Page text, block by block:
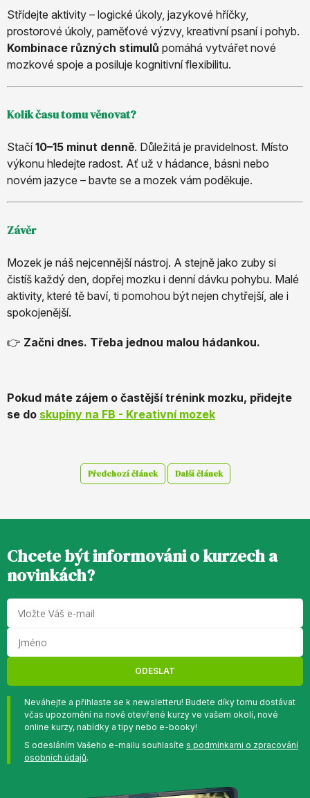
Střídejte aktivity – logické úkoly, jazykové hříčky,
prostorové úkoly, paměťové výzvy, kreativní psaní i pohyb.
Kombinace různých stimulů pomáhá vytvářet nové
mozkové spoje a posiluje kognitivní flexibilitu.
Kolik času tomu věnovat?
Stačí10–15 minut denně. Důležitá je pravidelnost. Místo
výkonu hledejte radost. Ať už v hádance, básni nebo
novém jazyce – bavte se a mozek vám poděkuje.
Závěr
Mozek je náš nejcennější nástroj. A stejně jako zuby si
čistíš každý den, dopřej mozku i denní dávku pohybu. Malé
aktivity, které tě baví, ti pomohou být nejen chytřejší, ale i
spokojenější.
👉 Začni dnes. Třeba jednou malou hádankou.
Pokud máte zájem o častější trénink mozku, přidejte
se do skupiny na FB - Kreativní mozek
Předchozí článek Další článek
Chcete být informováni o kurzech a
novinkách?
ODESLAT
Neváhejte a přihlaste se k newsletteru! Budete díky tomu dostávat
včas upozornění na nově otevřené kurzy ve vašem okolí, nové
online kurzy, nabídky a tipy nebo e-booky!
S odesláním Vašeho e-mailu souhlasíte s podmínkami o zpracování
osobních údajů.